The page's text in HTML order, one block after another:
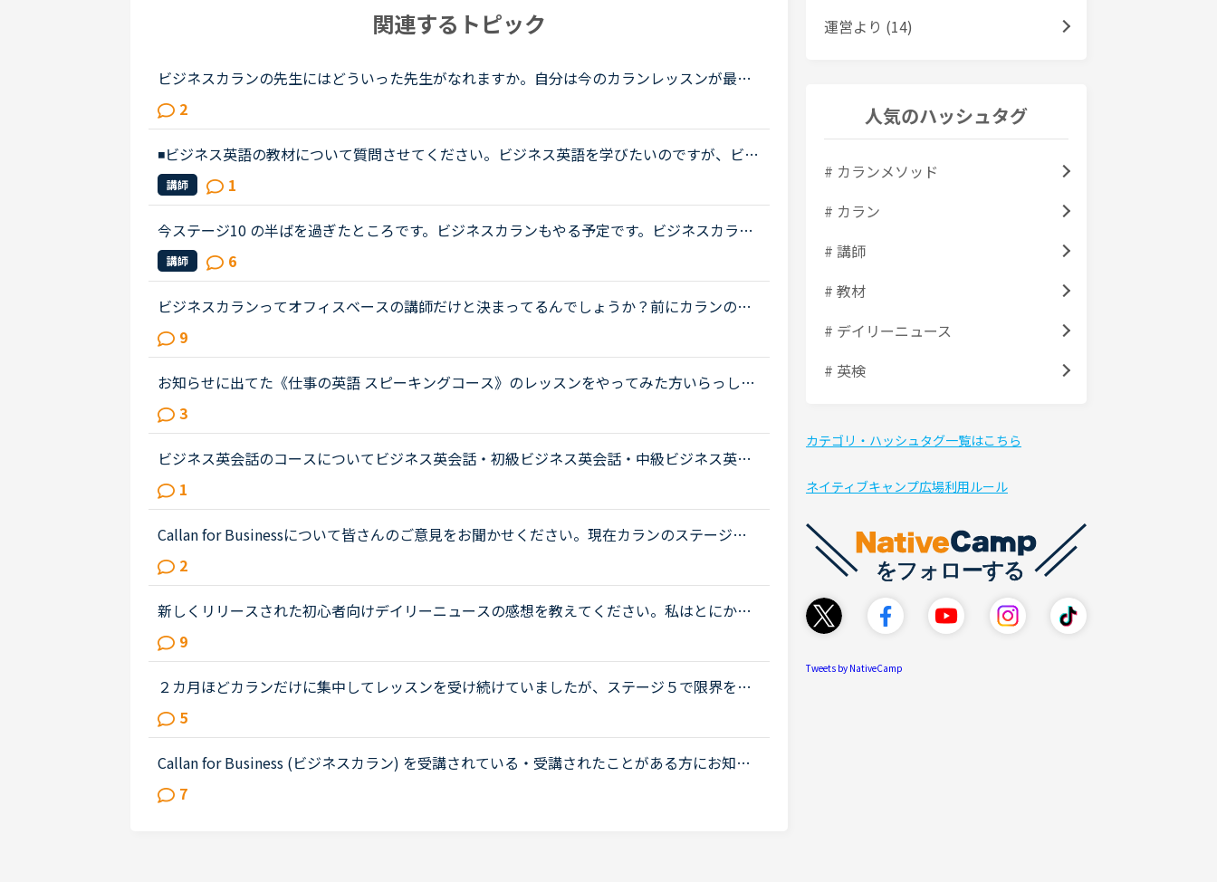
関連するトピック
ビジネスカランの先生にはどういった先生がなれますか。自分は今のカランレッスンが最後
まで行ったらビジネスカランに進もうと思います。通常カランは後1か月くらいで終わりそう
です。毎日同じ先生のカランを受け...
2
◾️ビジネス英語の教材について質問させてください。ビジネス英語を学びたいのですが、ビジ
ネスコースビジネス英会話実践！仕事の英語ビジネスカランだとが良いのでしょうか？この
教材を使ったことがある方、教え...
講師 1
今ステージ10 の半ばを過ぎたところです。ビジネスカランもやる予定です。ビジネスカラン
をなさっているかたにアドバイスいただきたいのですが、ステージ12をおわらせてからビジ
ネスにハイタッチたほうがいいです...
講師 6
ビジネスカランってオフィスベースの講師だけと決まってるんでしょうか？前にカランのレ
ッスンの初めに少しフリートークをしていてビジネスカランのバッジはとらないの？って聞
いたら、ビジネスカランはオフィス...
9
お知らせに出てた《仕事の英語 スピーキングコース》のレッスンをやってみた方いらっしゃ
いますか？仕事の際に、英語でプレゼンすることが多くなることをきっかけにビジネス英会
話をもっと勉強しなきゃと焦ってた...
3
ビジネス英会話のコースについてビジネス英会話・初級ビジネス英会話・中級ビジネス英会
話・上級これらは、インプットがメインなコースな気がしますが、どのようにこれらのコー
スを利用していますか？ 利用されて...
1
Callan for Businessについて皆さんのご意見をお聞かせください。現在カランのステージ８
をやっているものです。ビジネスカランも受講したいのですが、理想的な時期とかあるので
しょうか？私の考えではステージ８...
2
新しくリリースされた初心者向けデイリーニュースの感想を教えてください。私はとにかく
レッスンを継続したいタイプで、負荷が続くとレッスン受講自体から遠ざかってしまう、マ
ンスリーテスト６レベルの生徒です...
9
２カ月ほどカランだけに集中してレッスンを受け続けていましたが、ステージ５で限界を感
じ、カランをお休みして「文法、スピーキング、ビジネス」にシフトチェンジをしようと考
えています。仕事で英語を読み書き...
5
Callan for Business (ビジネスカラン) を受講されている・受講されたことがある方にお知ら
せです。今ビジネスカランをずっと受講しているのですが、カランと違ってテキストにオー
ディオがついていないことが残念...
7
運営より (14)
人気のハッシュタグ
# カランメソッド
# カラン
# 講師
# 教材
# デイリーニュース
# 英検
カテゴリ・ハッシュタグ一覧はこちら
ネイティブキャンプ広場利用ルール
Tweets by NativeCamp